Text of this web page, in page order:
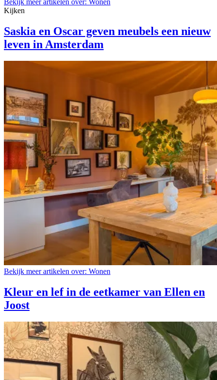
Bekijk meer artikelen over: Wonen
Kijken
Saskia en Oscar geven meubels een nieuw
leven in Amsterdam
Bekijk meer artikelen over: Wonen
Kleur en lef in de eetkamer van Ellen en
Joost